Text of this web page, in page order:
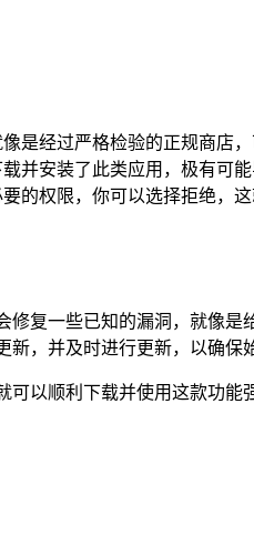
是经过严格检验的正规商
安装了此类应用，极有可
的权限，你可以选择拒绝，
复一些已知的漏洞，就像
，并及时进行更新，以确保
以顺利下载并使用这款功